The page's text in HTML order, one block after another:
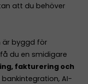
att du behöver
är byggd för
du en smidigare
fakturering och
bankintegration, AI-